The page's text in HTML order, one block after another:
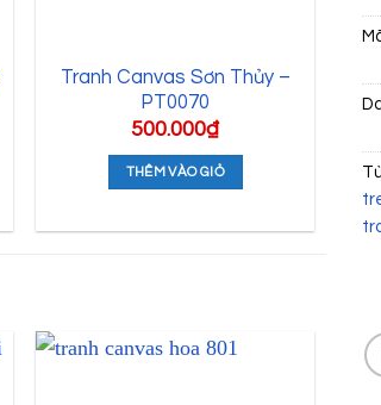
Tranh Canvas Sơn Thủy –
PT0070
500.000₫
THÊM VÀO GIỎ